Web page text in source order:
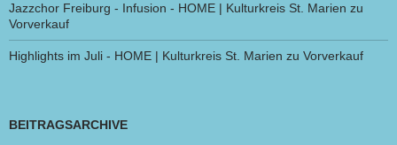
Jazzchor Freiburg - Infusion - HOME | Kulturkreis St. Marien zu
Vorverkauf
Highlights im Juli - HOME | Kulturkreis St. Marien zu Vorverkauf
BEITRAGSARCHIVE